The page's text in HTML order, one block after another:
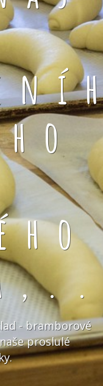
- bramborové
proslulé